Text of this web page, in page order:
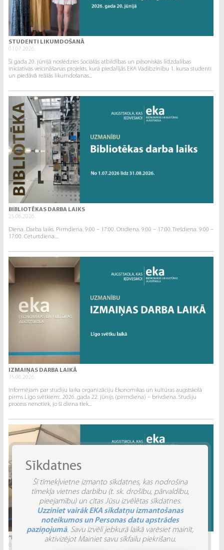
STUDENTI LIKUMDOŠANĀ
01.07.2026.
Šī gada 20. jūnijā noslēdzies Sociālās atbildības un pilsoniskās līdzdalības
iniciatīvas veicināšanas projekts, kurā piedalījās EKA Vadībzinību 1. kursa studenti
un piedāvā reālās likumdošanas...
BIBLIOTĒKAS DARBA LAIKS
25.06.2026.
Diena. Darba laiks. Pirmdiena. 9:00 – 17:00. Otrdiena. 9:00 – 17:00. Trešdiena. 9:00 –
17:00. Ceturtdiena....
IZMAIŅAS DARBA LAIKĀ
15.06.2026.
Informējam par studiju laika organizāciju Ekonomikas un kultūras augstskolā
pirms Līgo svētkiem:. 2026. gada 22. jūnijs (pirmdiena) – brīvdiena. Studiju
process nenotiek, jo šī diena tiek...
“INVENTIO 2026” ATSKATS
04.06.2026.
Sīkdatnes
Šī tīmekļvietne izmanto sīkdatnes, kas nodrošina
tīmekļa vietnes darbību (t. sk. drošību, pārvaldību,
pieejamību) un citas Jūsu izvēlētas sīkdatnes.
Uzziniet vairāk EKA sīkdatņu izmantošanas
noteikumos un Personas datu apstrādes
paziņojumā. Savu izvēli jebkurā laikā varēsiet mainīt,
aktivizējot Mainiet savu sīkfailu piekrišanu.